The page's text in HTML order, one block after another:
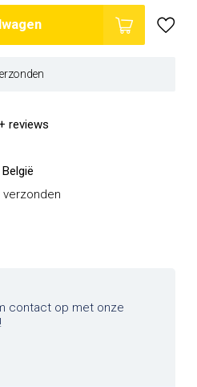
reviews
contact op met onze